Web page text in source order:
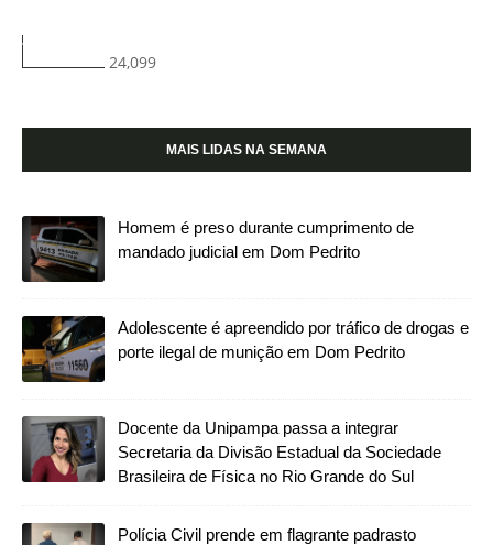
24,099
MAIS LIDAS NA SEMANA
Homem é preso durante cumprimento de
mandado judicial em Dom Pedrito
Adolescente é apreendido por tráfico de drogas e
porte ilegal de munição em Dom Pedrito
Docente da Unipampa passa a integrar
Secretaria da Divisão Estadual da Sociedade
Brasileira de Física no Rio Grande do Sul
Polícia Civil prende em flagrante padrasto